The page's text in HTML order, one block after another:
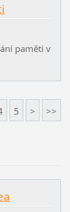
paměti v
5 > >>